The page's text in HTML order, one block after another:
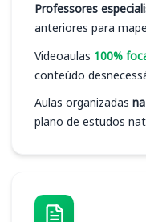
Professores
anteriores para
Videoaulas 100%
conteúdo
Aulas organizadas
plano de estudos